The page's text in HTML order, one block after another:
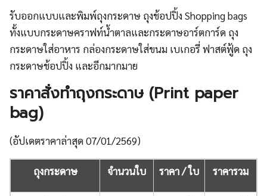
รับออกแบบและพิมพ์ถุงกระดาษ ถุงช้อปปิ้ง Shopping bags
ทั้งแบบกระดาษคราฟท์น้ำตาลและกระดาษอาร์ตการ์ด ถุง
กระดาษใส่อาหาร กล่องกระดาษใส่ขนม เบเกอรี่ ฟาสต์ฟู้ด ถุง
กระดาษช้อปปิ้ง และอีกมากมาย
ราคาสั่งทำถุงกระดาษ (Print paper
bag)
(อัปเดตราคาล่าสุด 07/01/2569)
ถุงกระดาษ จำนวนใบ ราคา / ใบ ราคารวม